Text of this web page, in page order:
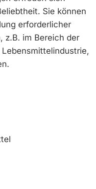
Sie können
erforderlicher
z.B. im Bereich der